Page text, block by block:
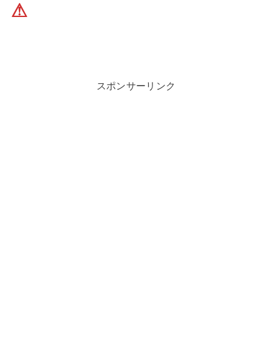
⚠
スポンサーリンク